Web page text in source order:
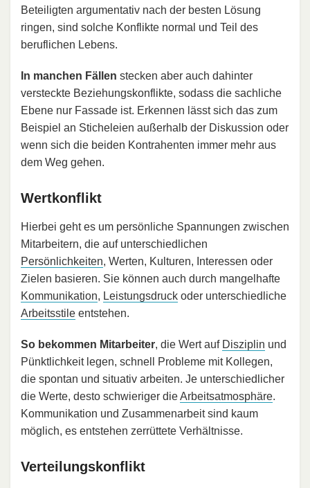
Beteiligten argumentativ nach der besten Lösung
ringen, sind solche Konflikte normal und Teil des
beruflichen Lebens.
In manchen Fällen stecken aber auch dahinter
versteckte Beziehungskonflikte, sodass die sachliche
Ebene nur Fassade ist. Erkennen lässt sich das zum
Beispiel an Sticheleien außerhalb der Diskussion oder
wenn sich die beiden Kontrahenten immer mehr aus
dem Weg gehen.
Wertkonflikt
Hierbei geht es um persönliche Spannungen zwischen
Mitarbeitern, die auf unterschiedlichen
Persönlichkeiten, Werten, Kulturen, Interessen oder
Zielen basieren. Sie können auch durch mangelhafte
Kommunikation, Leistungsdruck oder unterschiedliche
Arbeitsstile entstehen.
So bekommen Mitarbeiter, die Wert auf Disziplin und
Pünktlichkeit legen, schnell Probleme mit Kollegen,
die spontan und situativ arbeiten. Je unterschiedlicher
die Werte, desto schwieriger dieArbeitsatmosphäre.
Kommunikation und Zusammenarbeit sind kaum
möglich, es entstehen zerrüttete Verhältnisse.
Verteilungskonflikt